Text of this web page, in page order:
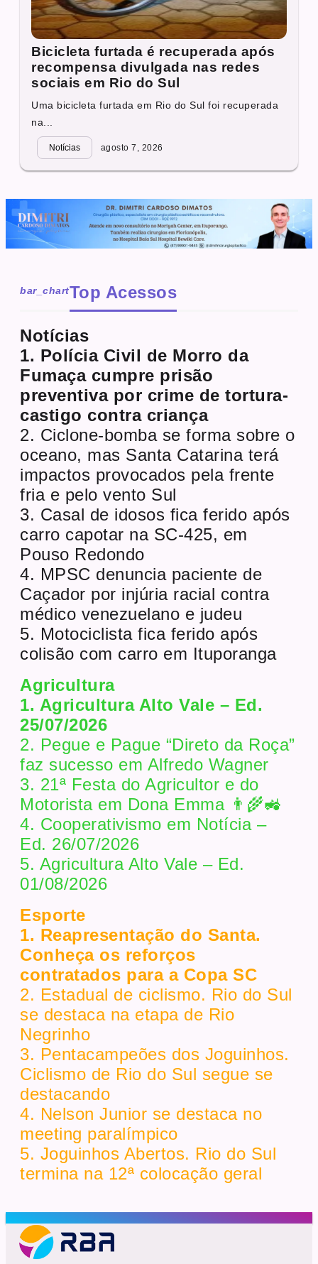
Bicicleta furtada é recuperada após
recompensa divulgada nas redes
sociais em Rio do Sul
Uma bicicleta furtada em Rio do Sul foi recuperada
na...
Notícias agosto 7, 2026
bar_chartTop Acessos
Notícias
1. Polícia Civil de Morro da
Fumaça cumpre prisão
preventiva por crime de tortura-
castigo contra criança
2. Ciclone-bomba se forma sobre o
oceano, mas Santa Catarina terá
impactos provocados pela frente
fria e pelo vento Sul
3. Casal de idosos fica ferido após
carro capotar na SC-425, em
Pouso Redondo
4. MPSC denuncia paciente de
Caçador por injúria racial contra
médico venezuelano e judeu
5. Motociclista fica ferido após
colisão com carro em Ituporanga
Agricultura
1. Agricultura Alto Vale – Ed.
25/07/2026
2. Pegue e Pague “Direto da Roça”
faz sucesso em Alfredo Wagner
3. 21ª Festa do Agricultor e do
Motorista em Dona Emma 👨‍🌾🚜
4. Cooperativismo em Notícia –
Ed. 26/07/2026
5. Agricultura Alto Vale – Ed.
01/08/2026
Esporte
1. Reapresentação do Santa.
Conheça os reforços
contratados para a Copa SC
2. Estadual de ciclismo. Rio do Sul
se destaca na etapa de Rio
Negrinho
3. Pentacampeões dos Joguinhos.
Ciclismo de Rio do Sul segue se
destacando
4. Nelson Junior se destaca no
meeting paralímpico
5. Joguinhos Abertos. Rio do Sul
termina na 12ª colocação geral